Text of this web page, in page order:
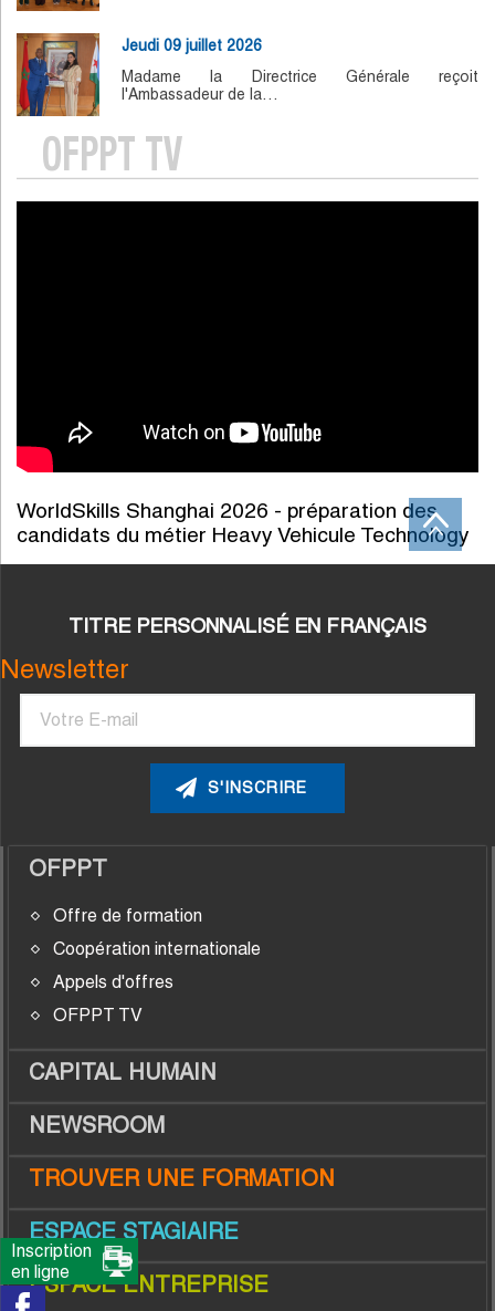
Jeudi 09 juillet 2026
Madame la Directrice Générale reçoit
l'Ambassadeur de la…
OFPPT TV
WorldSkills Shanghai 2026 - préparation des
candidats du métier Heavy Vehicule Technology
TITRE PERSONNALISÉ EN FRANÇAIS
Newsletter
Courriel
OFPPT
Offre de formation
Coopération internationale
Appels d'offres
OFPPT TV
CAPITAL HUMAIN
NEWSROOM
TROUVER UNE FORMATION
ESPACE STAGIAIRE
ESPACE ENTREPRISE
Inscription
en ligne